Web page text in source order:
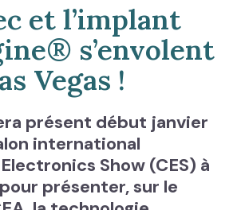
et l’implant
s’envolent
Vegas !
présent début janvier
international
Show (CES) à
présenter, sur le